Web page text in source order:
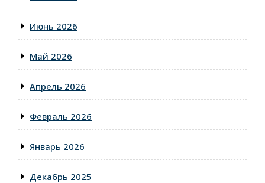
Июнь 2026
Май 2026
Апрель 2026
Февраль 2026
Январь 2026
Декабрь 2025